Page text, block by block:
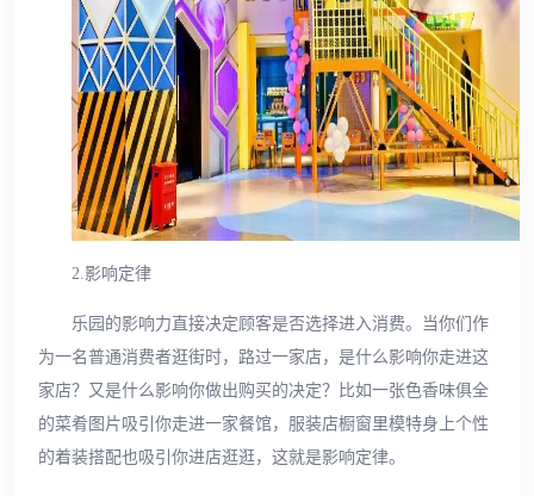
2.影响定律
乐园的影响力直接决定顾客是否选择进入消费。当你们作
为一名普通消费者逛街时，路过一家店，是什么影响你走进这
家店？又是什么影响你做出购买的决定？比如一张色香味俱全
的菜肴图片吸引你走进一家餐馆，服装店橱窗里模特身上个性
的着装搭配也吸引你进店逛逛，这就是影响定律。